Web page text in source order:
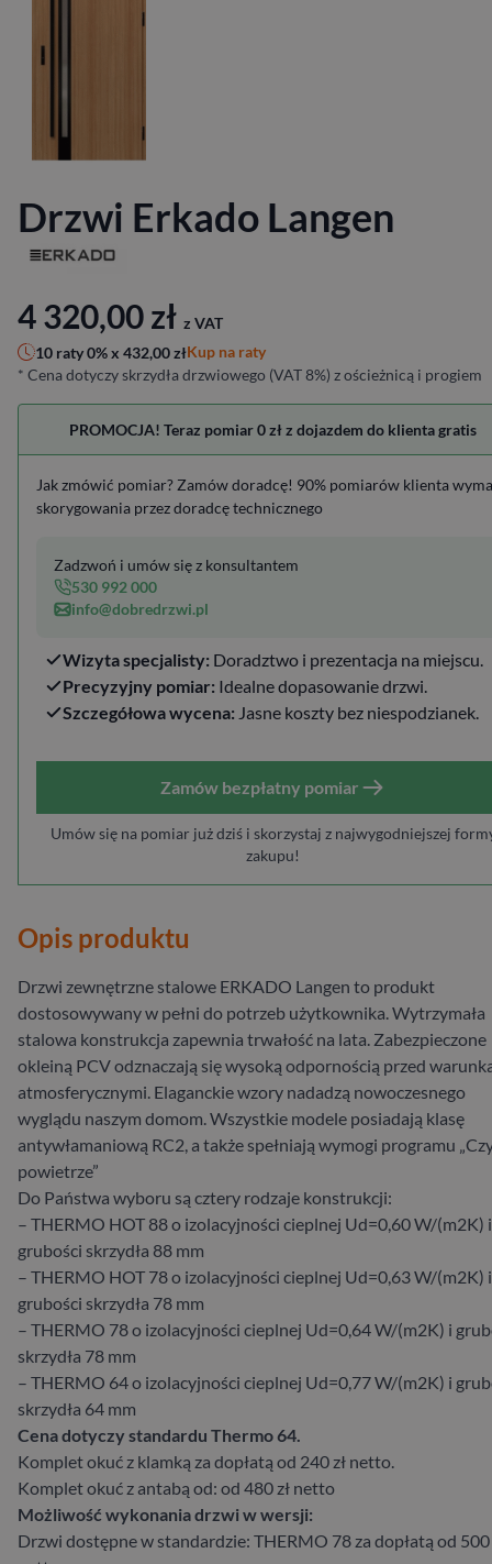
Drzwi Erkado Langen
4 320,00zł z VAT
10 raty 0% x 432,00złKup na raty
* Cena dotyczy skrzydła drzwiowego (VAT 8%) z ościeżnicą i progiem
PROMOCJA! Teraz pomiar 0 zł z dojazdem do klienta gratis
Jak zmówić pomiar? Zamów doradcę! 90% pomiarów klienta
skorygowania przez doradcę technicznego
Wizyta specjalisty: Doradztwo i prezentacja na miejscu.
Precyzyjny pomiar: Idealne dopasowanie drzwi.
Szczegółowa wycena: Jasne koszty bez niespodzianek.
Zadzwoń i umów się z konsultantem
530 992 000
info@dobredrzwi.pl
Zamów bezpłatny pomiar
Umów się na pomiar już dziś i skorzystaj z najwygodniejszej
zakupu!
Opis produktu
Drzwi zewnętrzne stalowe ERKADO Langen to produkt
dostosowywany w pełni do potrzeb użytkownika. Wytrzymała
stalowa konstrukcja zapewnia trwałość na lata. Zabezpieczone
okleiną PCV odznaczają się wysoką odpornością przed
atmosferycznymi. Elaganckie wzory nadadzą nowoczesnego
wyglądu naszym domom. Wszystkie modele posiadają klasę
antywłamaniową RC2, a także spełniają wymogi programu
powietrze”
Do Państwa wyboru są cztery rodzaje konstrukcji:
– THERMO HOT 88 o izolacyjności cieplnej Ud=0,60 W/(m2K) i
grubości skrzydła 88 mm
– THERMO HOT 78 o izolacyjności cieplnej Ud=0,63 W/(m2K) i
grubości skrzydła 78 mm
– THERMO 78 o izolacyjności cieplnej Ud=0,64 W/(m2K) i
skrzydła 78 mm
– THERMO 64 o izolacyjności cieplnej Ud=0,77 W/(m2K) i
skrzydła 64 mm
Cena dotyczy standardu Thermo 64.
Komplet okuć z klamką za dopłatą od 240 zł netto.
Komplet okuć z antabą od: od 480 zł netto
Możliwość wykonania drzwi w wersji:
Drzwi dostępne w standardzie: THERMO 78 za dopłatą od 500